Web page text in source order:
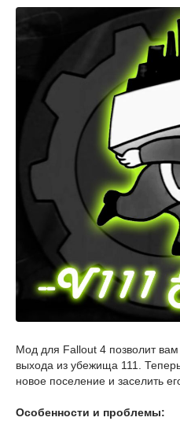
Мод для Fallout 4 позволит
выхода из убежища 111.
новое поселение и заселить
Особенности и проблемы: